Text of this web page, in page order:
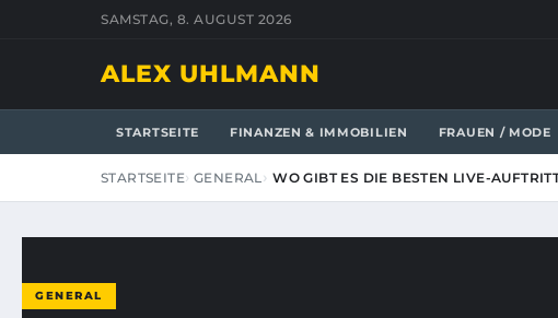
SAMSTAG, 8. AUGUST 2026
ALEX UHLMANN
STARTSEITE FINANZEN & IMMOBILIEN FRAUEN / MODE
STARTSEITE GENERAL WO GIBT ES DIE BESTEN LIVE-
GENERAL